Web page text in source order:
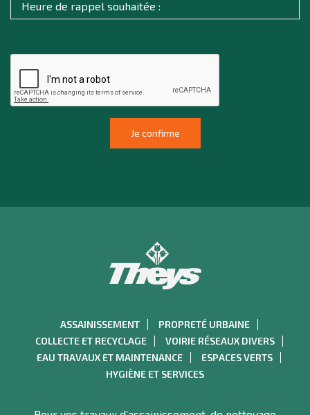
ASSAINISSEMENT
PROPRETÉ URBAINE
COLLECTE ET RECYCLAGE
VOIRIE RÉSEAUX DIVERS
EAU TRAVAUX ET MAINTENANCE
ESPACES VERTS
HYGIÈNE ET SERVICES